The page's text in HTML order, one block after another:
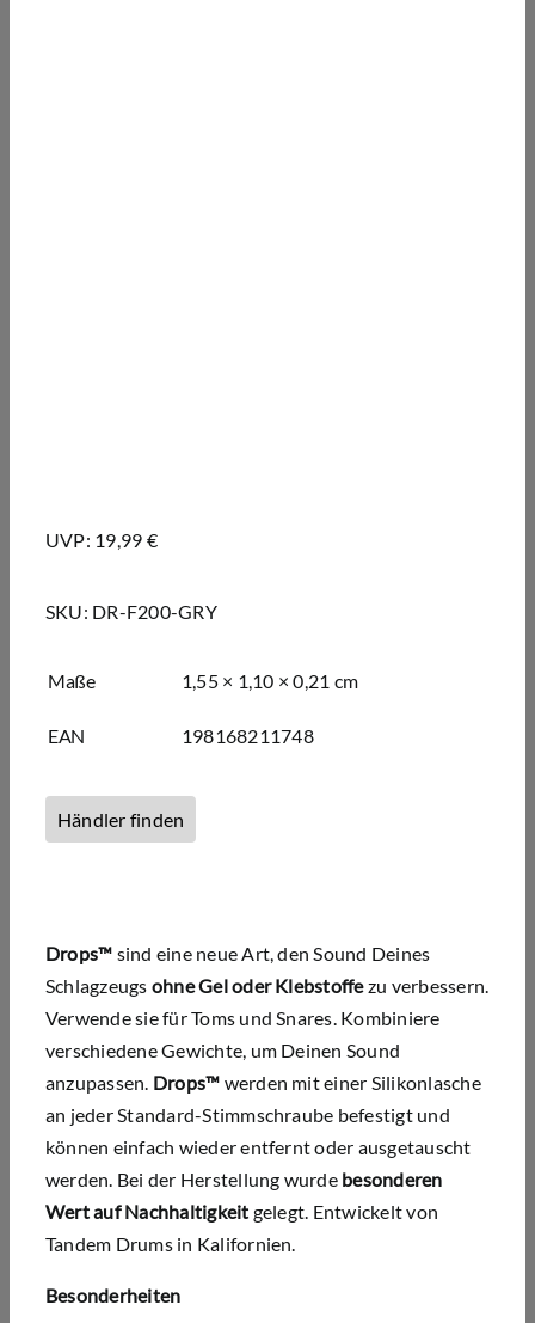
UVP: 19,99 €
SKU: DR-F200-GRY
Maße 1,55 × 1,10 × 0,21 cm
EAN 198168211748
Händler finden
Drops™ sind eine neue Art, den Sound Deines
Schlagzeugs ohne Gel oder Klebstoffezu verbessern.
Verwende sie für Toms und Snares. Kombiniere
verschiedene Gewichte, um Deinen Sound
anzupassen. Drops™ werden mit einer Silikonlasche
an jeder Standard-Stimmschraube befestigt und
können einfach wieder entfernt oder ausgetauscht
werden. Bei der Herstellung wurde besonderen
Wert auf Nachhaltigkeit gelegt. Entwickelt von
Tandem Drums in Kalifornien.
Besonderheiten